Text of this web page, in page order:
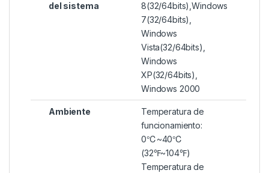
del sistema
8(32/64bits),Windows
7(32/64bits),
Windows
Vista(32/64bits),
Windows
XP(32/64bits),
Windows 2000
Ambiente
Temperatura de
funcionamiento:
0℃~40℃
(32℉~104℉)
Temperatura de